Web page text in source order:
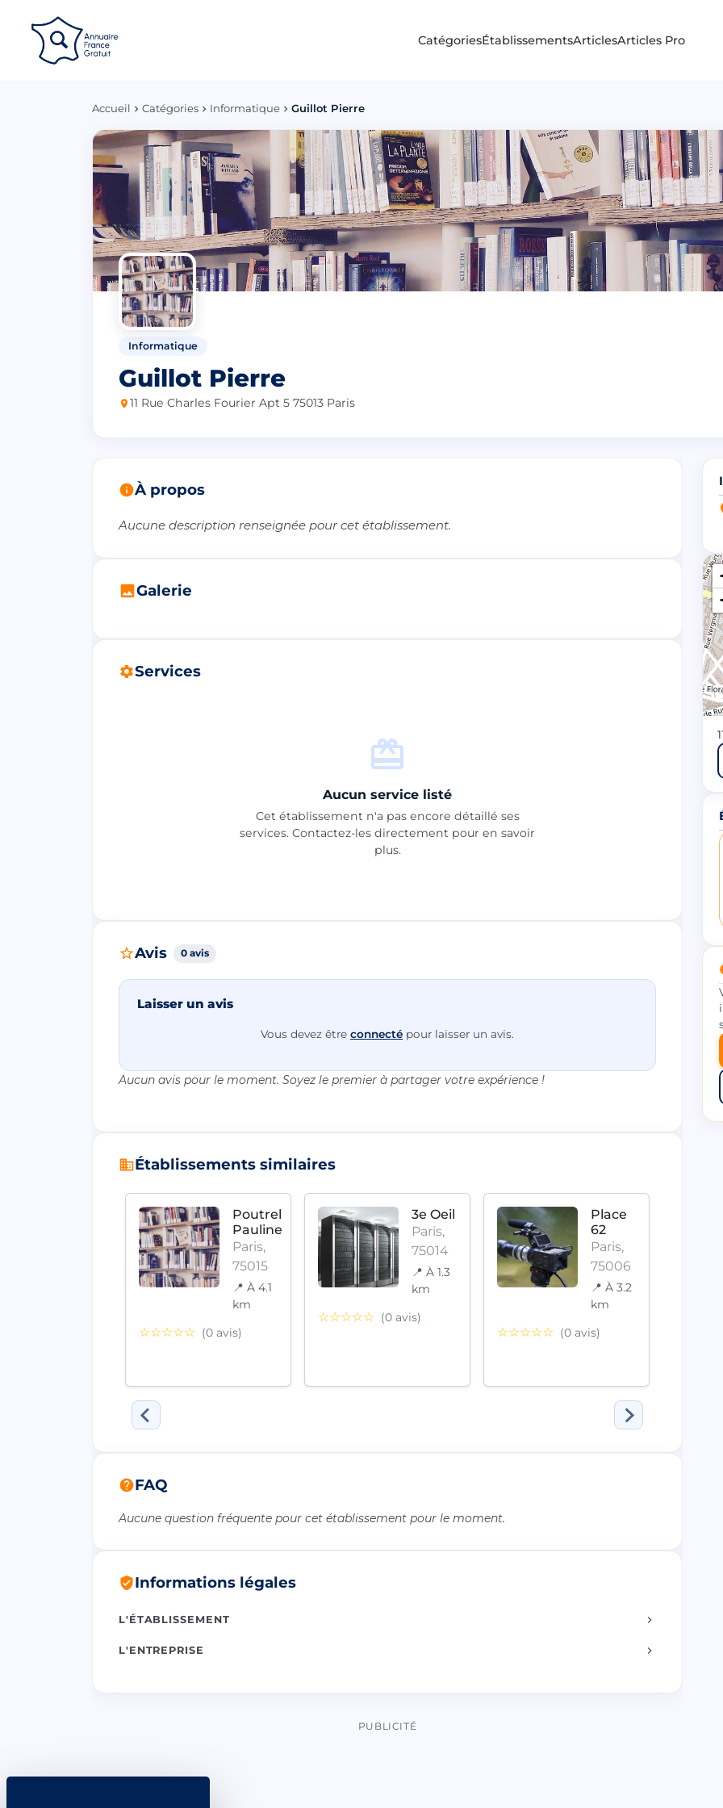
CatégoriesÉtablissementsArticlesArticles Pro
Accueil Catégories Informatique Guillot Pierre
Informatique
Guillot Pierre
11 Rue Charles Fourier Apt 5 75013 Paris
À propos
Aucune description renseignée pour cet établissement.
Galerie
Services
Aucun service listé
Cet établissement n'a pas encore détaillé ses
services. Contactez-les directement pour en savoir
plus.
Avis 0 avis
Laisser un avis
Vous devez être connecté pour laisser un avis.
Aucun avis pour le moment. Soyez le premier à partager votre expérience !
Établissements similaires
Poutrel
Pauline
Paris,
75015
📍 À 4.1
km
☆☆☆☆☆ (0 avis)
3e Oeil
Paris,
75014
📍 À 1.3
km
☆☆☆☆☆ (0 avis)
Place
62
Paris,
75006
📍 À 3.2
km
☆☆☆☆☆ (0 avis)
FAQ
Aucune question fréquente pour cet établissement pour le moment.
Informations légales
L'ÉTABLISSEMENT
L'ENTREPRISE
PUBLICITÉ